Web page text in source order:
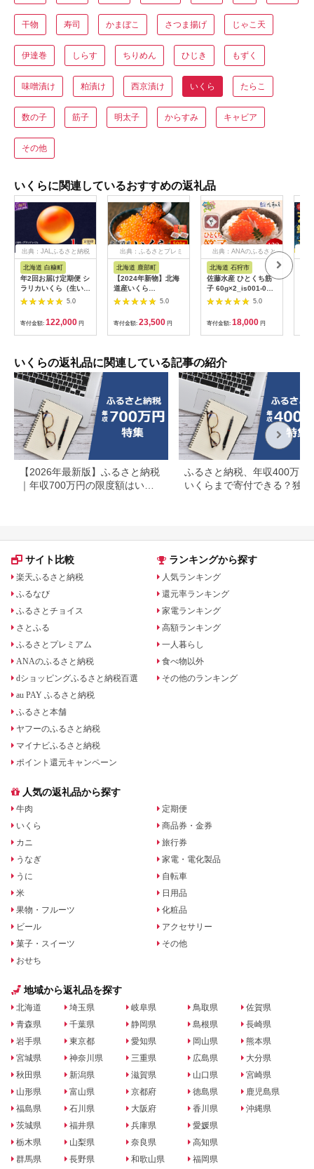
干物 寿司 かまぼこ さつま揚げ じゃこ天
伊達巻 しらす ちりめん ひじき もずく
味噌漬け 粕漬け 西京漬け いくら たらこ
数の子 筋子 明太子 からすみ キャビア
その他
いくらに関連しているおすすめの返礼品
出典：JALふるさと納税
北海道 白糠町
年2回お届け定期便 シ
ラリカいくら（生いく
ら）
【1kg（250g×4）】
5.0
寄付金額: 122,000 円
出典：ふるさとプレミ
北海道 鹿部町
【2024年新物】北海
道産いくら
500g（250g×2パッ
5.0
寄付金額: 23,500 円
出典：ANAのふるさと
納税
北海道 石狩市
佐藤水産 ひとくち筋
子 60g×2_is001-026-
000
5.0
寄付金額: 18,000 円
いくらの返礼品に関連している記事の紹介
【2026年最新版】ふるさと納税
｜年収700万円の限度額はいく
ふるさと納税、年収400万円
いくらまで寄付できる？独身
サイト比較
楽天ふるさと納税
ふるなび
ふるさとチョイス
さとふる
ふるさとプレミアム
ANAのふるさと納税
dショッピングふるさと納税百選
au PAY ふるさと納税
ふるさと本舗
ヤフーのふるさと納税
マイナビふるさと納税
ポイント還元キャンペーン
ランキングから探す
人気ランキング
還元率ランキング
家電ランキング
高額ランキング
一人暮らし
食べ物以外
その他のランキング
人気の返礼品から探す
牛肉
いくら
カニ
うなぎ
うに
米
果物・フルーツ
ビール
菓子・スイーツ
おせち
定期便
商品券・金券
旅行券
家電・電化製品
自転車
日用品
化粧品
アクセサリー
その他
地域から返礼品を探す
北海道
青森県
岩手県
宮城県
秋田県
山形県
福島県
茨城県
栃木県
群馬県
埼玉県
千葉県
東京都
神奈川県
新潟県
富山県
石川県
福井県
山梨県
長野県
岐阜県
静岡県
愛知県
三重県
滋賀県
京都府
大阪府
兵庫県
奈良県
和歌山県
鳥取県
島根県
岡山県
広島県
山口県
徳島県
香川県
愛媛県
高知県
福岡県
佐賀県
長崎県
熊本県
大分県
宮崎県
鹿児島県
沖縄県